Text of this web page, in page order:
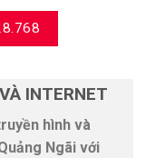
INTERNET
hình và
Ngãi với